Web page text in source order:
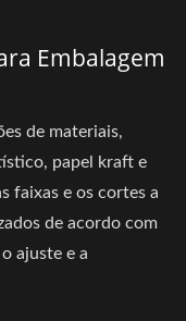
Embalagem
de materiais,
papel kraft e
faixas e os cortes a
de acordo com
ajuste e a